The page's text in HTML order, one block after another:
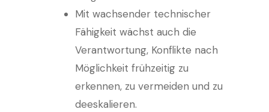
Mit wachsender technischer
Fähigkeit wächst auch die
Verantwortung, Konflikte nach
Möglichkeit frühzeitig zu
erkennen, zu vermeiden und zu
deeskalieren.